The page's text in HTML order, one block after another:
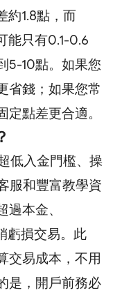
約1.8點，而
能只有0.1-0.6
5-10點。如果您
省錢；如果您常
點差更合適。
低入金門檻、操
服和豐富教學資
本金、
虧損交易。此
交易成本，不用
是，開戶前務必